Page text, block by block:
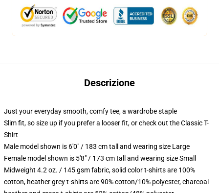
Descrizione
Just your everyday smooth, comfy tee, a wardrobe staple
Slim fit, so size up if you prefer a looser fit, or check out the Classic T-
Shirt
Male model shown is 6'0" / 183 cm tall and wearing size Large
Female model shown is 5'8" / 173 cm tall and wearing size Small
Midweight 4.2 oz. / 145 gsm fabric, solid color t-shirts are 100%
cotton, heather grey t-shirts are 90% cotton/10% polyester, charcoal